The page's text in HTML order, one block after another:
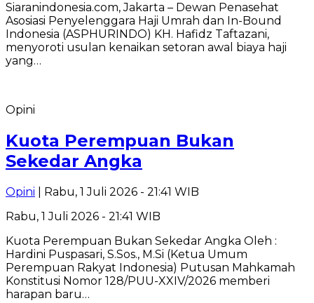
Siaranindonesia.com, Jakarta – Dewan Penasehat
Asosiasi Penyelenggara Haji Umrah dan In-Bound
Indonesia (ASPHURINDO) KH. Hafidz Taftazani,
menyoroti usulan kenaikan setoran awal biaya haji
yang…
Opini
Kuota Perempuan Bukan
Sekedar Angka
Opini | Rabu, 1 Juli 2026 - 21:41 WIB
Rabu, 1 Juli 2026 - 21:41 WIB
Kuota Perempuan Bukan Sekedar Angka Oleh :
Hardini Puspasari, S.Sos., M.Si (Ketua Umum
Perempuan Rakyat Indonesia) Putusan Mahkamah
Konstitusi Nomor 128/PUU-XXIV/2026 memberi
harapan baru…